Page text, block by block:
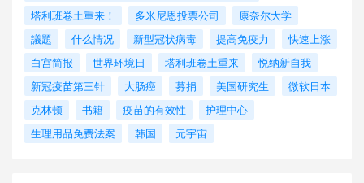
塔利班卷土重来！
多米尼恩投票公司
康奈尔大学
議題
什么情况 新型冠状病毒 提高免疫力
快速上涨
白宫简报
世界环境日 塔利班卷土重来
悦纳新自我
新冠疫苗第三针
大肠癌 募捐 美国研究生
微软日本
克林顿
书籍 疫苗的有效性
护理中心
生理用品免费法案
韩国 元宇宙